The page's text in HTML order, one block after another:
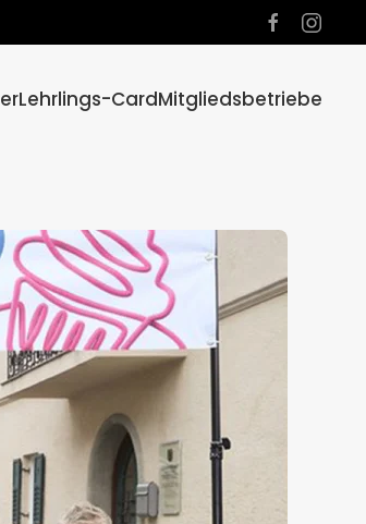
Lehrlings-CardMitgliedsbetriebe